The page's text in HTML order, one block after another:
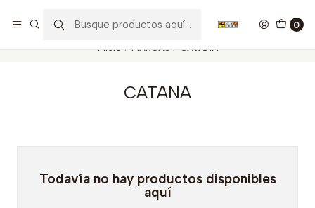
0
Inicio MARCAS CATANA
CATANA
Todavía no hay productos disponibles
aquí